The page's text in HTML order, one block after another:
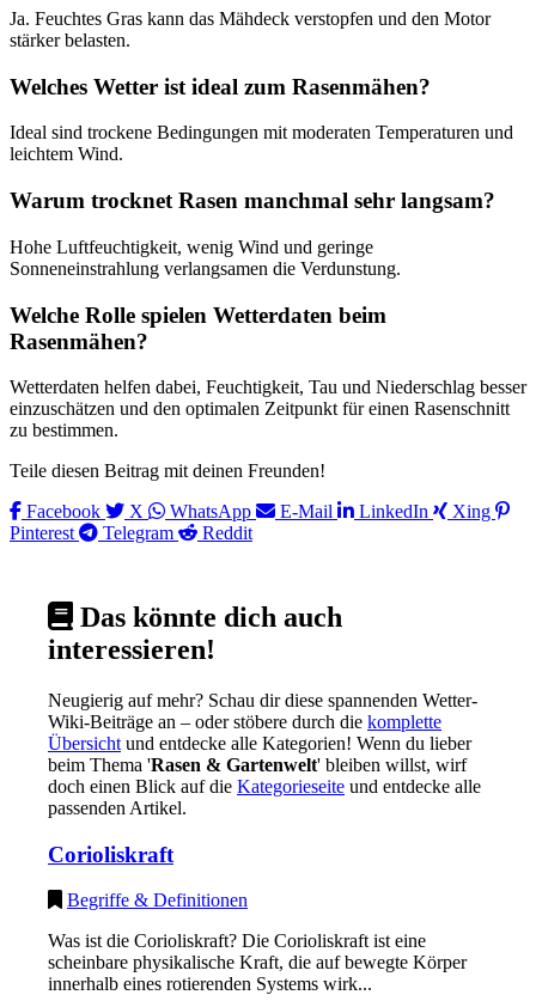
Ja. Feuchtes Gras kann das Mähdeck verstopfen und den Motor
stärker belasten.
Welches Wetter ist ideal zum Rasenmähen?
Ideal sind trockene Bedingungen mit moderaten Temperaturen und
leichtem Wind.
Warum trocknet Rasen manchmal sehr langsam?
Hohe Luftfeuchtigkeit, wenig Wind und geringe
Sonneneinstrahlung verlangsamen die Verdunstung.
Welche Rolle spielen Wetterdaten beim
Rasenmähen?
Wetterdaten helfen dabei, Feuchtigkeit, Tau und Niederschlag besser
einzuschätzen und den optimalen Zeitpunkt für einen Rasenschnitt
zu bestimmen.
Teile diesen Beitrag mit deinen Freunden!
Facebook
X WhatsApp E-Mail LinkedIn
Xing
Pinterest
Telegram Reddit
Das könnte dich auch
interessieren!
Neugierig auf mehr? Schau dir diese spannenden Wetter-
Wiki-Beiträge an – oder stöbere durch die komplette
Übersicht und entdecke alle Kategorien! Wenn du lieber
beim Thema 'Rasen & Gartenwelt' bleiben willst, wirf
doch einen Blick auf die Kategorieseite und entdecke alle
passenden Artikel.
Corioliskraft
Begriffe & Definitionen
Was ist die Corioliskraft? Die Corioliskraft ist eine
scheinbare physikalische Kraft, die auf bewegte Körper
innerhalb eines rotierenden Systems wirk...